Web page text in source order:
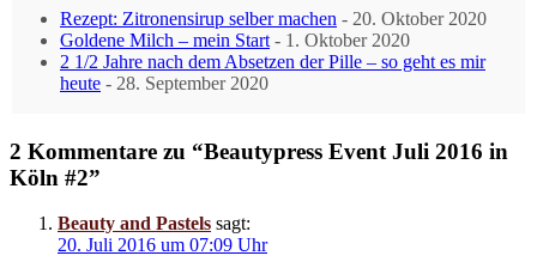
Rezept: Zitronensirup selber machen - 20. Oktober 2020
Goldene Milch – mein Start - 1. Oktober 2020
2 1/2 Jahre nach dem Absetzen der Pille – so geht es mir
heute - 28. September 2020
2 Kommentare zu “Beautypress Event Juli 2016 in
Köln #2”
Beauty and Pastels sagt:
20. Juli 2016 um 07:09 Uhr